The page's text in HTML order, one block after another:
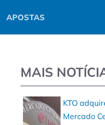
APOSTAS
MAIS
KTO
Mercado